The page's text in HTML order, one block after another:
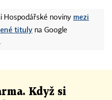
Hospodářské noviny mezi
tituly na Google
Když si